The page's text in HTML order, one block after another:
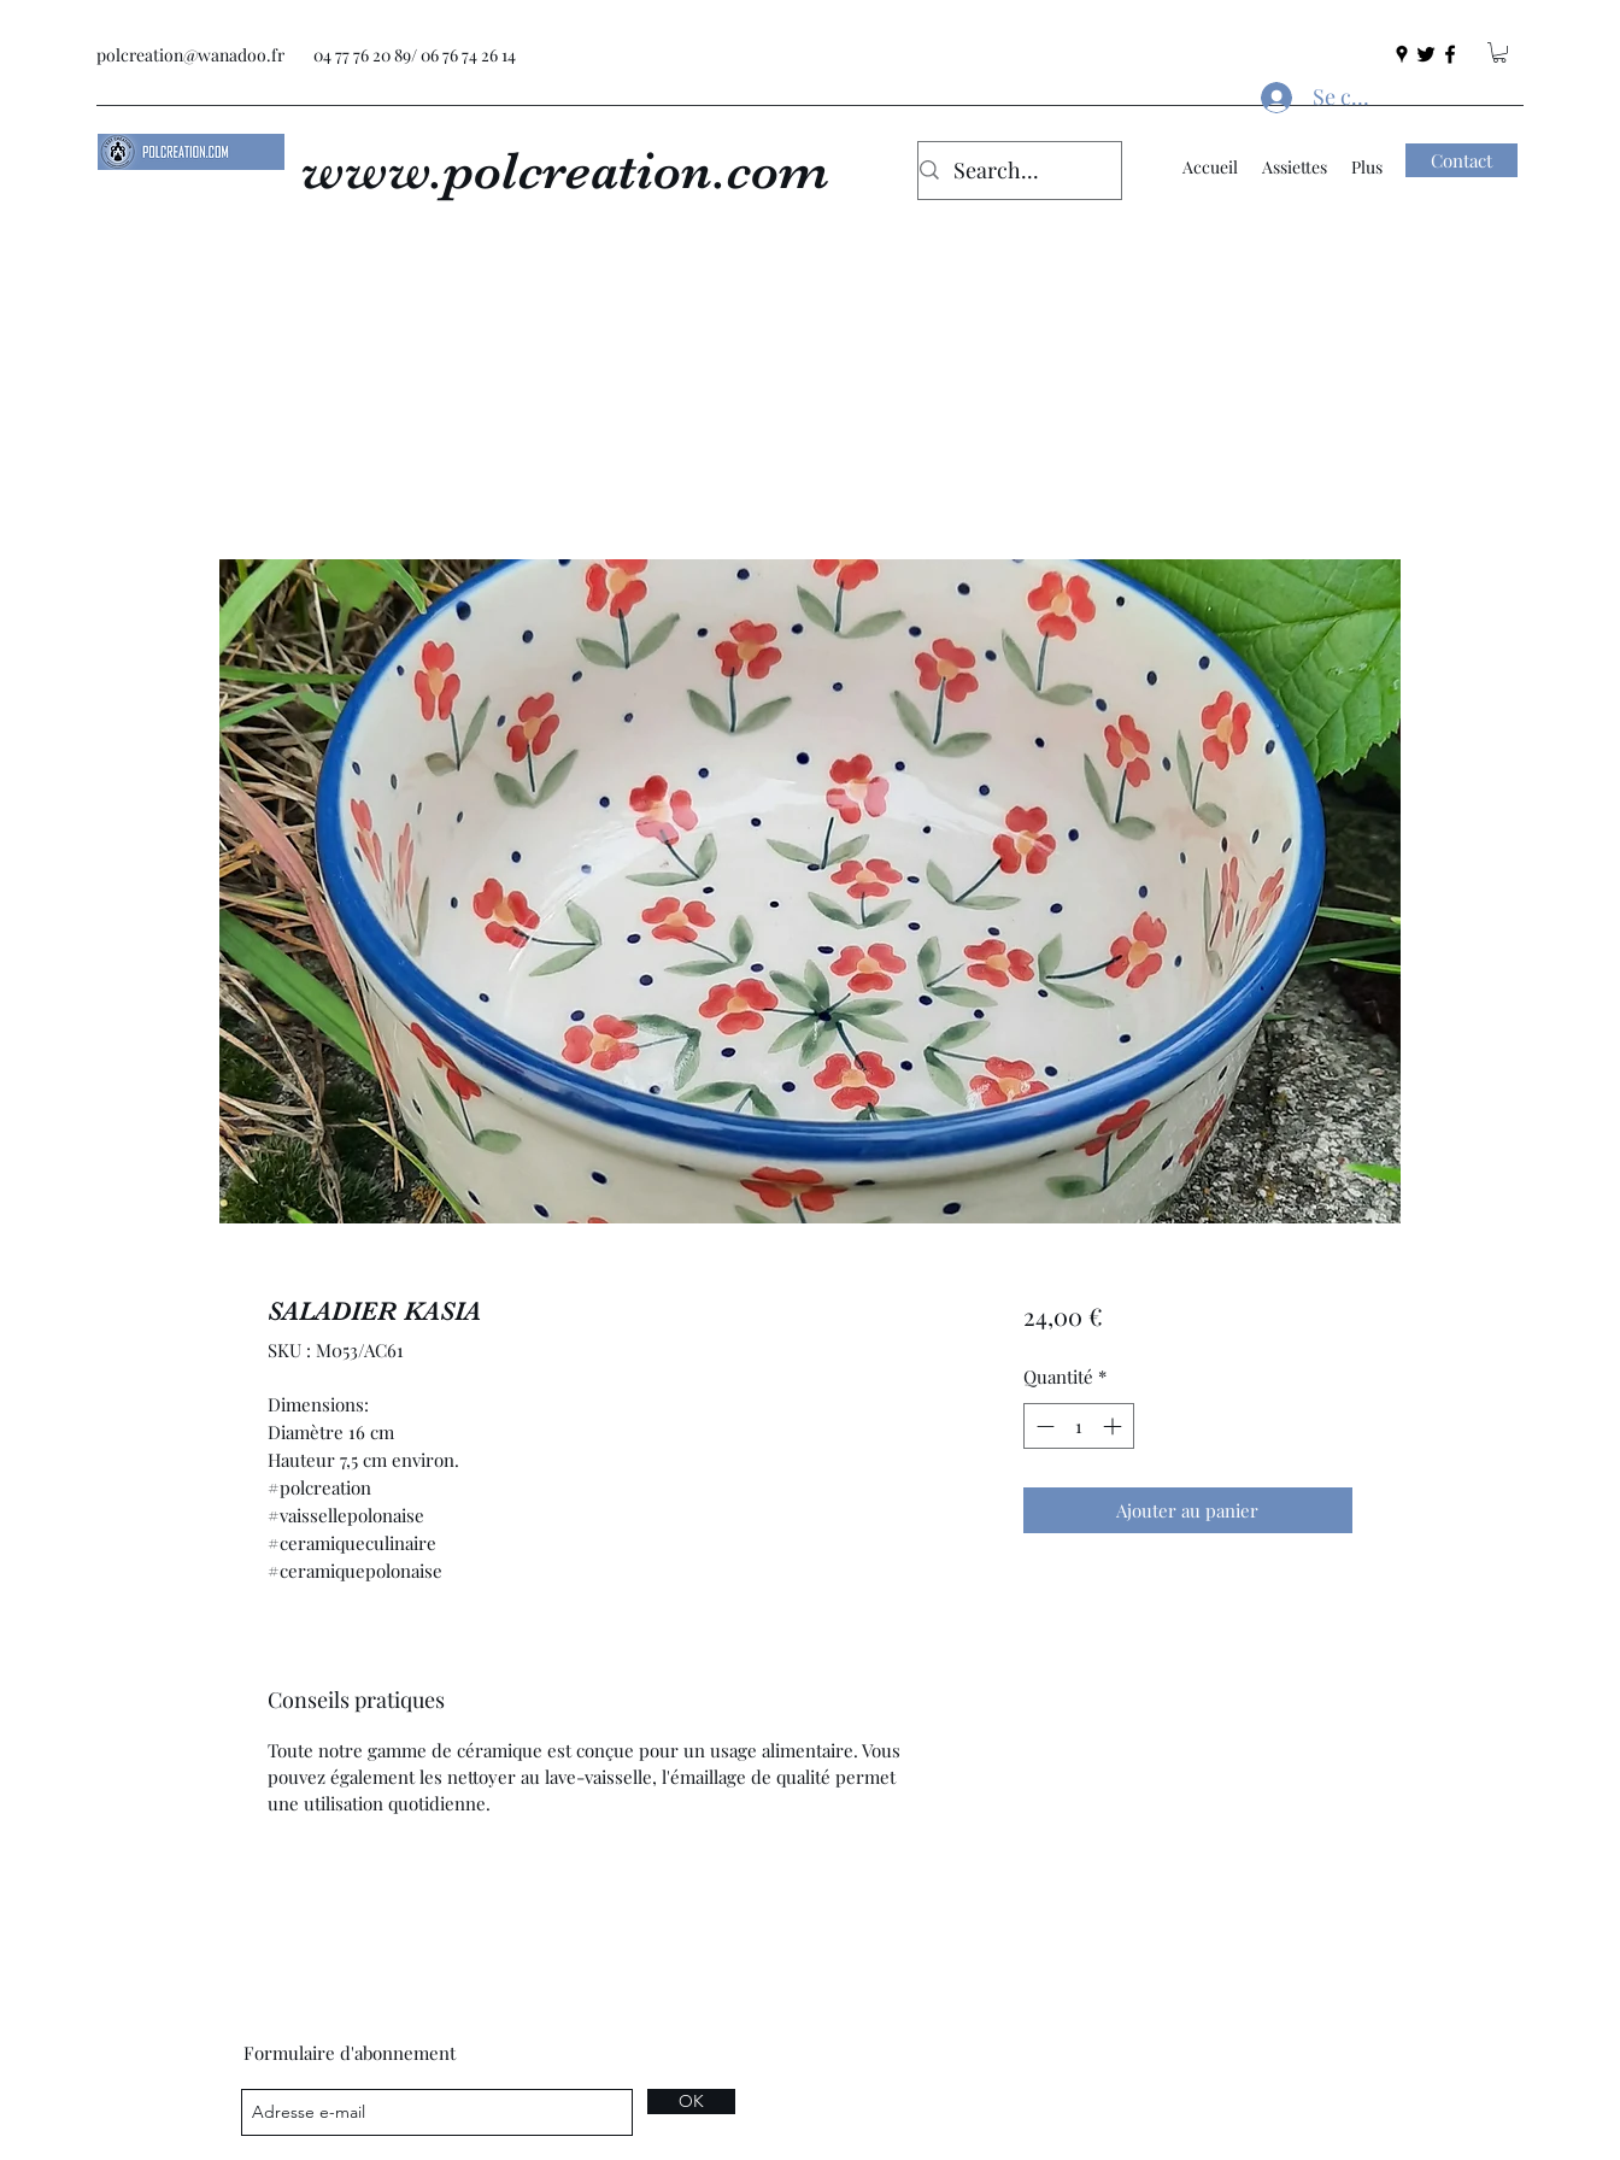
polcreation@wanadoo.fr 04 77 76 20 89/ 06 76 74 26 14
www.polcreation.com Accueil Assiettes Plus Contact
Se connecter
SALADIER KASIA
SKU : M053/AC61
Dimensions:
Diamètre 16 cm
Hauteur 7,5 cm environ.
#polcreation
#vaissellepolonaise
#ceramiqueculinaire
#ceramiquepolonaise
Conseils pratiques
Toute notre gamme de céramique est conçue pour un usage alimentaire. Vous
pouvez également les nettoyer au lave-vaisselle, l'émaillage de qualité permet
une utilisation quotidienne.
24,00 €Prix
Quantité *
Ajouter au panier
Formulaire d'abonnement
OK